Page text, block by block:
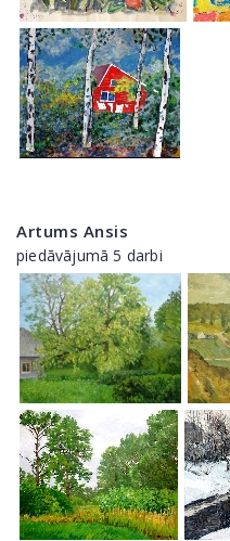
Artums Ansis
piedāvājumā 5 darbi